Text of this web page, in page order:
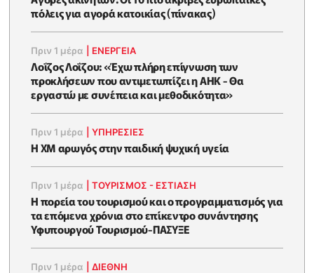
πόλεις για αγορά κατοικίας (πίνακας)
Πριν 1 μέρα ΕΝΈΡΓΕΙΑ
Λοΐζος Λοΐζου: «Έχω πλήρη επίγνωση των
προκλήσεων που αντιμετωπίζει η ΑΗΚ - Θα
εργαστώ με συνέπεια και μεθοδικότητα»
Πριν 1 μέρα |ΥΠΗΡΕΣΙΕΣ
Η XM αρωγός στην παιδική ψυχική υγεία
Πριν 1 μέρα |ΤΟΥΡΙΣΜΟΣ - ΕΣΤΙΑΣΗ
Η πορεία του τουρισμού και ο προγραμματισμός για
τα επόμενα χρόνια στο επίκεντρο συνάντησης
Υφυπουργού Τουρισμού-ΠΑΣΥΞΕ
Πριν 1 μέρα |ΔΙΕΘΝΗ